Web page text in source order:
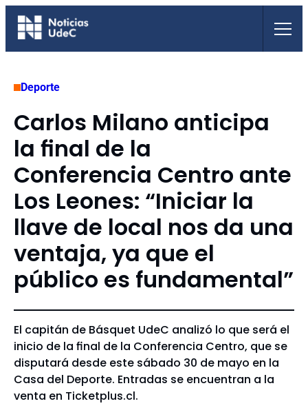
Saltar
Deporte
Carlos Milano anticipa
la final de la
Conferencia Centro ante
Los Leones: “Iniciar la
llave de local nos da una
ventaja, ya que el
público es fundamental”
El capitán de Básquet UdeC analizó lo que será el
inicio de la final de la Conferencia Centro, que se
disputará desde este sábado 30 de mayo en la
Casa del Deporte. Entradas se encuentran a la
venta en Ticketplus.cl.